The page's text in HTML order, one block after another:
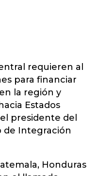
requieren al
para financiar
la región y
Estados
presidente del
de Integración
Honduras